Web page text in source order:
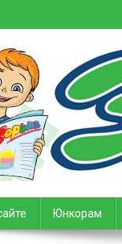
дляЮнкорам